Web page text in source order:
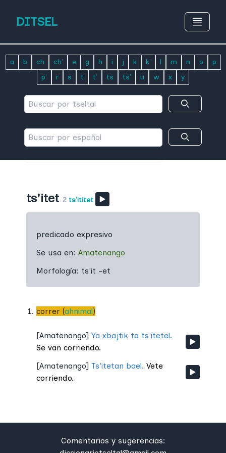
DITSEL
a b ch ch' e g h i j k k' l m n o
p
p'
r s t t' ts ts' u w x y
ts'itet 2 ts'ititet
predicado expresivo
Se usa en: Amatenango
Morfología: ts'it -et
correr (ahnimal)
[Amatenango] Ya xbajtik ta ts'itetel.
Se van corriendo.
[Amatenango] Ts'itetan bael. Vete
corriendo.
Comentarios y sugerencias: